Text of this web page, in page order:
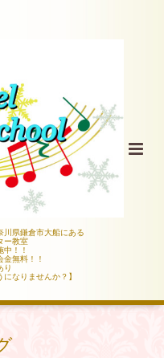
川県鎌倉市大船にある
ー教室
！！
金無料！！
り
になりませんか？】